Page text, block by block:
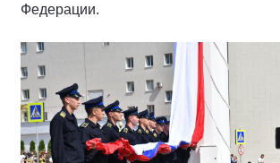
Федерации.